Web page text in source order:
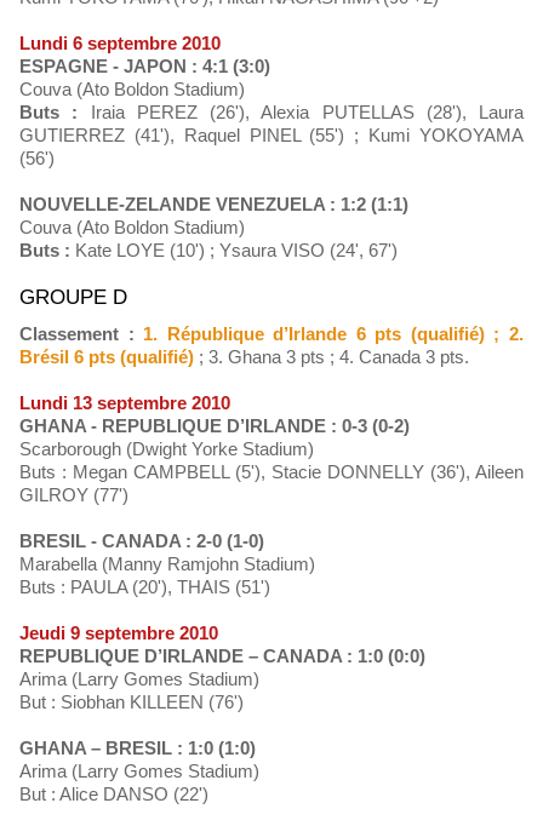
Lundi 6 septembre 2010
ESPAGNE - JAPON : 4:1 (3:0)
Couva (Ato Boldon Stadium)
Buts : Iraia PEREZ (26'), Alexia PUTELLAS (28'), Laura
GUTIERREZ (41'), Raquel PINEL (55') ; Kumi YOKOYAMA
(56')
NOUVELLE-ZELANDE VENEZUELA : 1:2 (1:1)
Couva (Ato Boldon Stadium)
Buts : Kate LOYE (10') ; Ysaura VISO (24', 67')
GROUPE D
Classement : 1. République d’Irlande 6 pts (qualifié) ; 2.
Brésil 6 pts (qualifié) ; 3. Ghana 3 pts ; 4. Canada 3 pts.
Lundi 13 septembre 2010
GHANA - REPUBLIQUE D’IRLANDE : 0-3 (0-2)
Scarborough (Dwight Yorke Stadium)
Buts : Megan CAMPBELL (5'), Stacie DONNELLY (36'), Aileen
GILROY (77')
BRESIL - CANADA : 2-0 (1-0)
Marabella (Manny Ramjohn Stadium)
Buts : PAULA (20'), THAIS (51')
Jeudi 9 septembre 2010
REPUBLIQUE D’IRLANDE – CANADA : 1:0 (0:0)
Arima (Larry Gomes Stadium)
But : Siobhan KILLEEN (76')
GHANA – BRESIL : 1:0 (1:0)
Arima (Larry Gomes Stadium)
But : Alice DANSO (22')